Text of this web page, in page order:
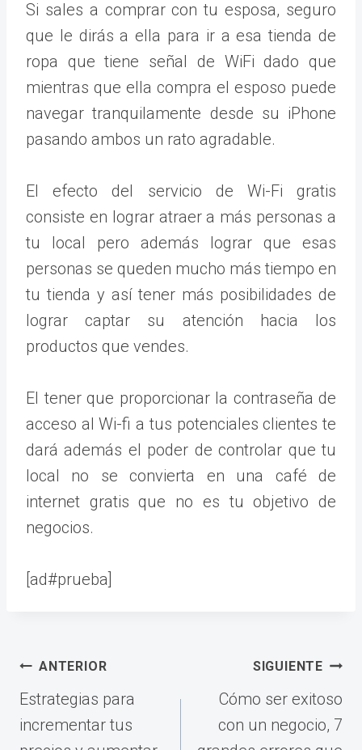
Si sales a comprar con tu esposa, seguro
que le dirás a ella para ir a esa tienda de
ropa que tiene señal de WiFi dado que
mientras que ella compra el esposo puede
navegar tranquilamente desde su iPhone
pasando ambos un rato agradable.
El efecto del servicio de Wi-Fi gratis
consiste en lograr atraer a más personas a
tu local pero además lograr que esas
personas se queden mucho más tiempo en
tu tienda y así tener más posibilidades de
lograr captar su atención hacia los
productos que vendes.
El tener que proporcionar la contraseña de
acceso al Wi-fi a tus potenciales clientes te
dará además el poder de controlar que tu
local no se convierta en una café de
internet gratis que no es tu objetivo de
negocios.
[ad#prueba]
Navegación
de
entradas
ANTERIOR
Estrategias para
incrementar tus
SIGUIENTE
Cómo ser exitoso
con un negocio, 7